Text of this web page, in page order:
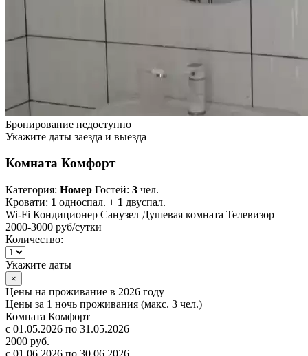
Бронирование недоступно
Укажите даты заезда и выезда
Комната Комфорт
Категория: Номер Гостей: 3 чел.
Кровати: 1 односпал. + 1 двуспал.
Wi-Fi Кондиционер Санузел Душевая комната Телевизор
2000-3000 руб/сутки
Количество:
Укажите даты
×
Цены на проживание в 2026 году
Цены за 1 ночь проживания (макс. 3 чел.)
Комната Комфорт
с 01.05.2026 по 31.05.2026
2000 руб.
с 01.06.2026 по 30.06.2026